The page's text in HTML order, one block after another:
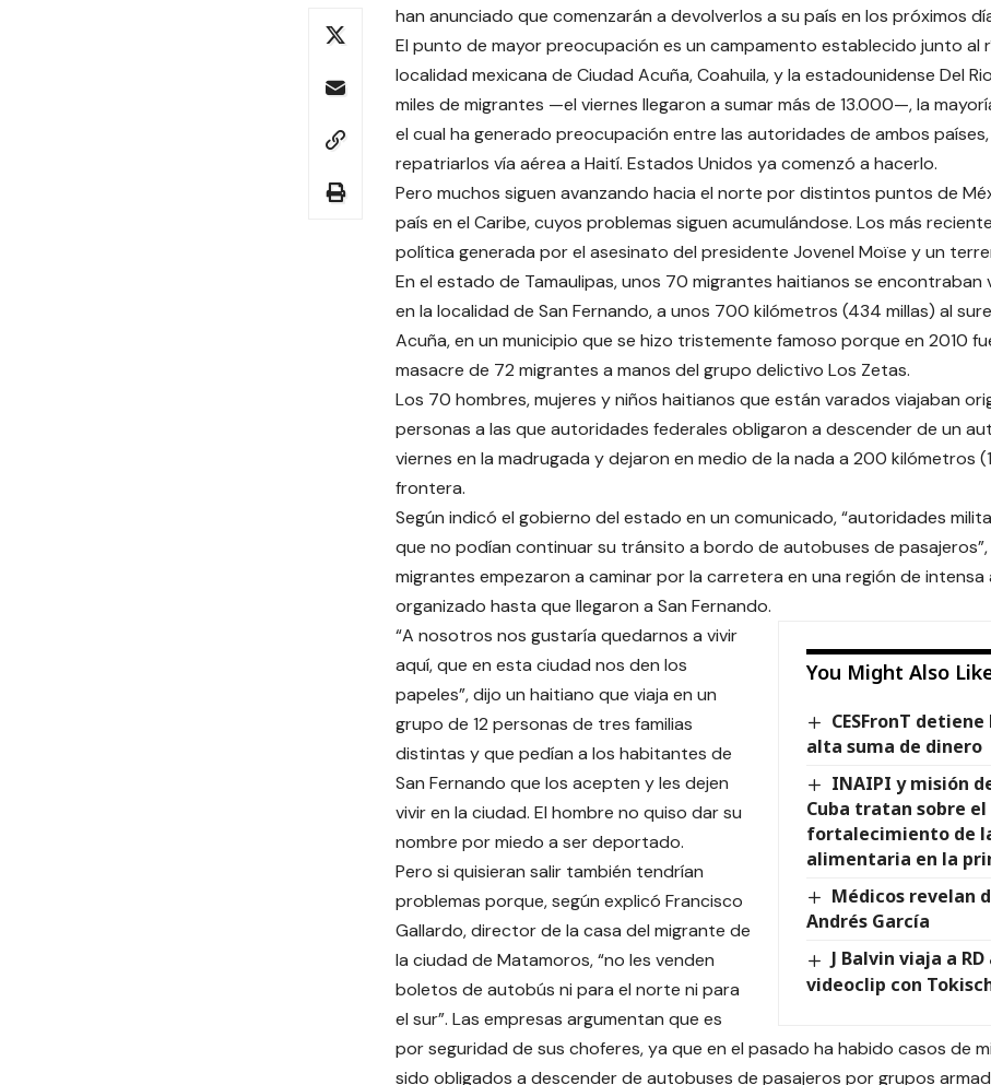
han anunciado que comenzarán a devolverlos a su país en los próximos
El punto de mayor preocupación es un campamento establecido junto al
localidad mexicana de Ciudad Acuña, Coahuila, y la estadounidense Del
miles de migrantes —el viernes llegaron a sumar más de 13.000—, la
el cual ha generado preocupación entre las autoridades de ambos
repatriarlos vía aérea a Haití. Estados Unidos ya comenzó a hacerlo.
Pero muchos siguen avanzando hacia el norte por distintos puntos de
país en el Caribe, cuyos problemas siguen acumulándose. Los más
política generada por el asesinato del presidente Jovenel Moïse y un
En el estado de Tamaulipas, unos 70 migrantes haitianos se encontraban
en la localidad de San Fernando, a unos 700 kilómetros (434 millas) al
Acuña, en un municipio que se hizo tristemente famoso porque en 2010
masacre de 72 migrantes a manos del grupo delictivo Los Zetas.
Los 70 hombres, mujeres y niños haitianos que están varados viajaban
personas a las que autoridades federales obligaron a descender de un
viernes en la madrugada y dejaron en medio de la nada a 200 kilómetros
frontera.
Según indicó el gobierno del estado en un comunicado, “autoridades
que no podían continuar su tránsito a bordo de autobuses de
migrantes empezaron a caminar por la carretera en una región de
organizado hasta que llegaron a San Fernando.
You Might Also
CESFronT
alta suma de dinero
INAIPI y misión
Cuba tratan sobre el
fortalecimiento de
alimentaria en la
Médicos revelan
Andrés García
J Balvin viaja a
videoclip con
“A nosotros nos gustaría quedarnos a vivir
aquí, que en esta ciudad nos den los
papeles”, dijo un haitiano que viaja en un
grupo de 12 personas de tres familias
distintas y que pedían a los habitantes de
San Fernando que los acepten y les dejen
vivir en la ciudad. El hombre no quiso dar su
nombre por miedo a ser deportado.
Pero si quisieran salir también tendrían
problemas porque, según explicó Francisco
Gallardo, director de la casa del migrante de
la ciudad de Matamoros, “no les venden
boletos de autobús ni para el norte ni para
el sur”. Las empresas argumentan que es
por seguridad de sus choferes, ya que en el pasado ha habido casos de
sido obligados a descender de autobuses de pasajeros por grupos